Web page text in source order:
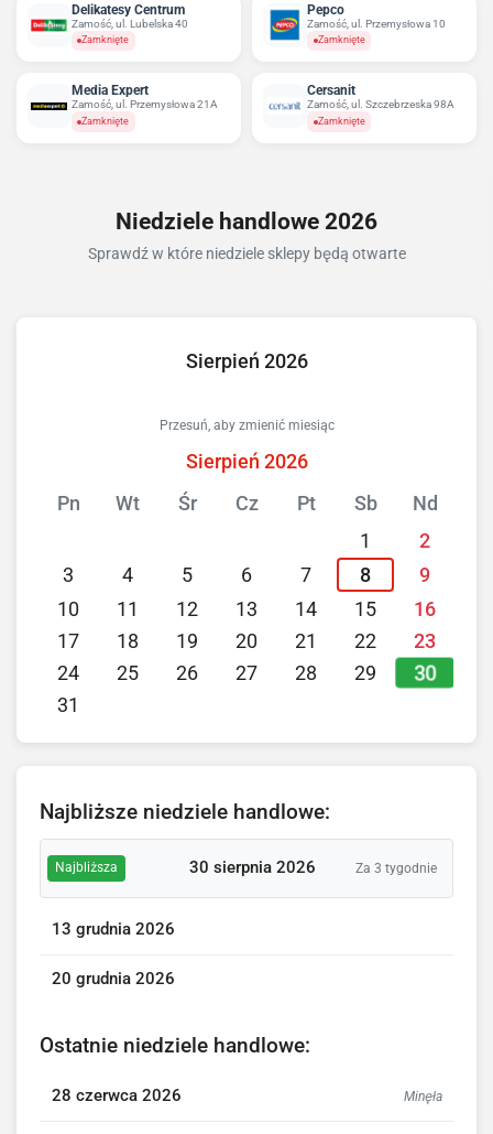
Delikatesy Centrum
Zamość, ul. Lubelska 40
Zamknięte
Pepco
Zamość, ul. Przemysłowa 10
Zamknięte
Media Expert
Zamość, ul. Przemysłowa 21A
Zamknięte
Cersanit
Zamość, ul. Szczebrzeska 98A
Zamknięte
Niedziele handlowe 2026
Sprawdź w które niedziele sklepy będą otwarte
Sierpień 2026
Przesuń, aby zmienić miesiąc
Sierpień 2026
Pn
Wt Śr Cz Pt Sb
Nd
1
2
3
4 5 6 7 8
9
10
11 12 13 14 15
16
17
18 19 20 21 22
23
24
25 26 27 28 29 30
31
Najbliższe niedziele handlowe:
Najbliższa 30 sierpnia 2026 Za 3 tygodnie
13 grudnia 2026
20 grudnia 2026
Ostatnie niedziele handlowe:
28 czerwca 2026 Minęła